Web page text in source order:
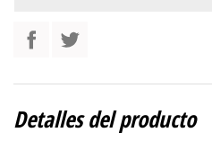
Detalles del producto